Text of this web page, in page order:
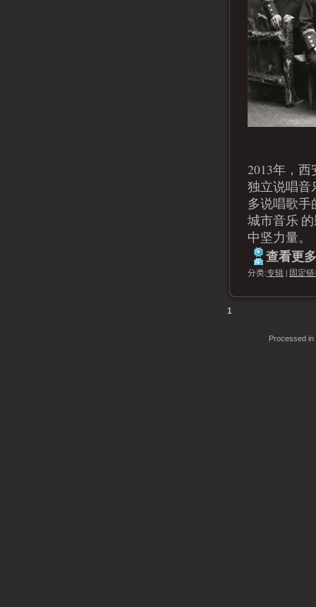
2013年，西
独立说唱音
多说唱歌手
城市音乐
中坚力量。
查看更
分类:专辑| 固定
1
Processed in